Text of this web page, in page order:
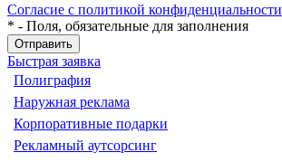
Согласие с политикой конфиденциальности
* - Поля, обязательные для заполнения
Быстрая заявка
Полиграфия
Наружная реклама
Корпоративные подарки
Рекламный аутсорсинг